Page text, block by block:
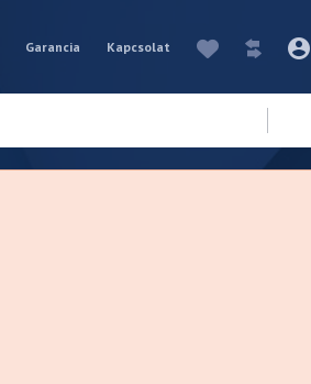
Garancia Kapcsolat